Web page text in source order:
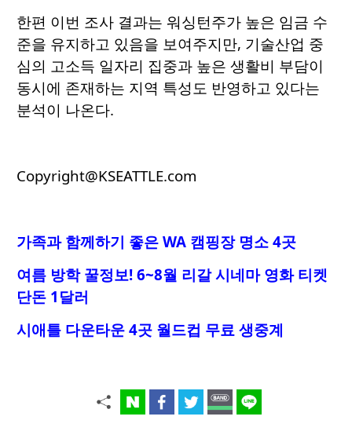
한편 이번 조사 결과는 워싱턴주가 높은 임금 수
준을 유지하고 있음을 보여주지만, 기술산업 중
심의 고소득 일자리 집중과 높은 생활비 부담이
동시에 존재하는 지역 특성도 반영하고 있다는
분석이 나온다.
Copyright@KSEATTLE.com
가족과 함께하기 좋은 WA 캠핑장 명소 4곳
여름 방학 꿀정보! 6~8월 리갈 시네마 영화 티켓
단돈 1달러
시애틀 다운타운 4곳 월드컵 무료 생중계